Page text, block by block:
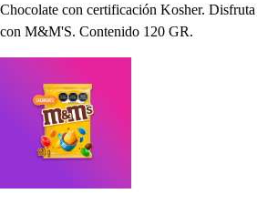
Chocolate con certificación Kosher.
con M&M'S. Contenido 120 GR.